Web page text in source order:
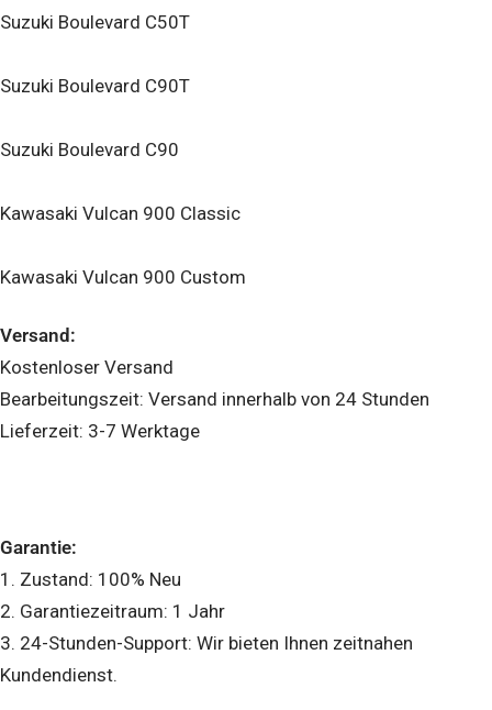
Suzuki Boulevard C50T
Suzuki Boulevard C90T
Suzuki Boulevard C90
Kawasaki Vulcan 900 Classic
Kawasaki Vulcan 900 Custom
Versand:
Kostenloser Versand
Bearbeitungszeit: Versand innerhalb von 24 Stunden
Lieferzeit: 3-7 Werktage
Garantie:
1. Zustand: 100% Neu
2. Garantiezeitraum: 1 Jahr
3. 24-Stunden-Support: Wir bieten Ihnen zeitnahen
Kundendienst.